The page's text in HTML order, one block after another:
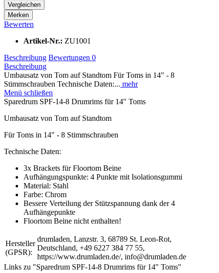
Vergleichen
Merken
Bewerten
Artikel-Nr.: ZU1001
Beschreibung Bewertungen 0
Beschreibung
Umbausatz von Tom auf Standtom Für Toms in 14" - 8
Stimmschrauben Technische Daten:... mehr
Menü schließen
Sparedrum SPF-14-8 Drumrims für 14" Toms
Umbausatz von Tom auf Standtom
Für Toms in 14" - 8 Stimmschrauben
Technische Daten:
3x Brackets für Floortom Beine
Aufhängungspunkte: 4 Punkte mit Isolationsgummi
Material: Stahl
Farbe: Chrom
Bessere Verteilung der Stützspannung dank der 4
Aufhängepunkte
Floortom Beine nicht enthalten!
Hersteller
(GPSR):
drumladen, Lanzstr. 3, 68789 St. Leon-Rot,
Deutschland, +49 6227 384 77 55,
https://www.drumladen.de/, info@drumladen.de
Links zu "Sparedrum SPF-14-8 Drumrims für 14" Toms"